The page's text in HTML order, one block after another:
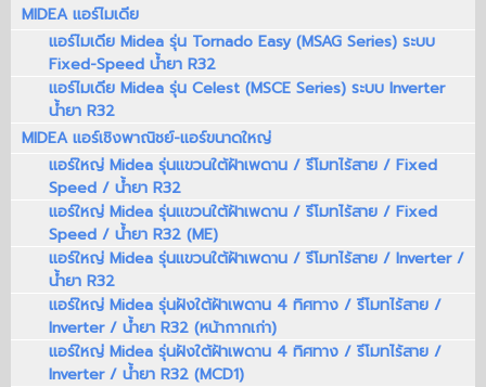
MIDEA แอร์ไมเดีย
แอร์ไมเดีย Midea รุ่น Tornado Easy (MSAG Series) ระบบ
Fixed-Speed น้ำยา R32
แอร์ไมเดีย Midea รุ่น Celest (MSCE Series) ระบบ Inverter
น้ำยา R32
MIDEA แอร์เชิงพาณิชย์-แอร์ขนาดใหญ่
แอร์ใหญ่ Midea รุ่นแขวนใต้ฝ้าเพดาน / รีโมทไร้สาย / Fixed
Speed / น้ำยา R32
แอร์ใหญ่ Midea รุ่นแขวนใต้ฝ้าเพดาน / รีโมทไร้สาย / Fixed
Speed / น้ำยา R32 (ME)
แอร์ใหญ่ Midea รุ่นแขวนใต้ฝ้าเพดาน / รีโมทไร้สาย / Inverter /
น้ำยา R32
แอร์ใหญ่ Midea รุ่นฝังใต้ฝ้าเพดาน 4 ทิศทาง / รีโมทไร้สาย /
Inverter / น้ำยา R32 (หน้ากากเก่า)
แอร์ใหญ่ Midea รุ่นฝังใต้ฝ้าเพดาน 4 ทิศทาง / รีโมทไร้สาย /
Inverter / น้ำยา R32 (MCD1)